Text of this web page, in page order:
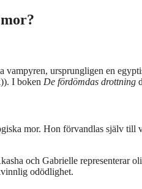
vampyren, ursprungligen en
I boken De fördömdas drottning
mor. Hon förvandlas själv
och Gabrielle representerar
odödlighet.